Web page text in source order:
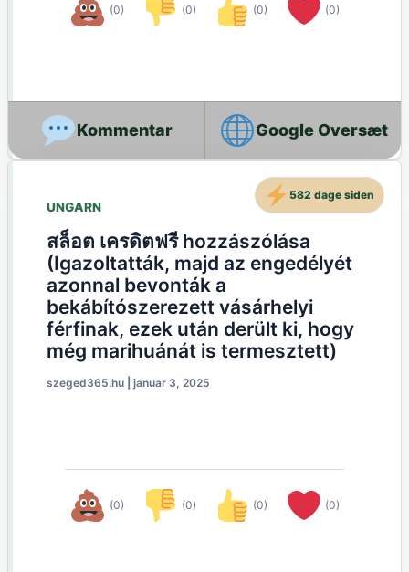
(0) (0) (0) (0)
Google Oversæt
UNGARN
สล็อต เครดิตฟรี hozzászólása
(Igazoltatták, majd az engedélyét
azonnal bevonták a
bekábítószerezett vásárhelyi
férfinak, ezek után derült ki, hogy
még marihuánát is termesztett)
szeged365.hu januar 3, 2025
(0) (0) (0) (0)
582 dage siden